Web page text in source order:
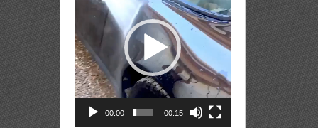
00:00 00:15